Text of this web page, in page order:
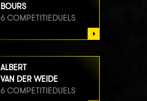
BOURS
6 COMPETITIEDUELS
ALBERT
VAN DER WEIDE
6 COMPETITIEDUELS